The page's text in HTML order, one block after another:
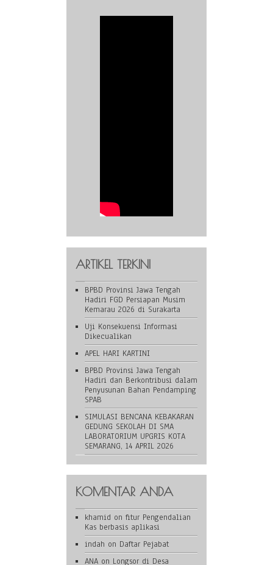
ARTIKEL TERKINI
BPBD Provinsi Jawa Tengah
Hadiri FGD Persiapan Musim
Kemarau 2026 di Surakarta
Uji Konsekuensi Informasi
Dikecualikan
APEL HARI KARTINI
BPBD Provinsi Jawa Tengah
Hadiri dan Berkontribusi dalam
Penyusunan Bahan Pendamping
SPAB
SIMULASI BENCANA KEBAKARAN
GEDUNG SEKOLAH DI SMA
LABORATORIUM UPGRIS KOTA
SEMARANG, 14 APRIL 2026
KOMENTAR ANDA
khamid on fitur Pengendalian
Kas berbasis aplikasi
indah on Daftar Pejabat
ANA on Longsor di Desa